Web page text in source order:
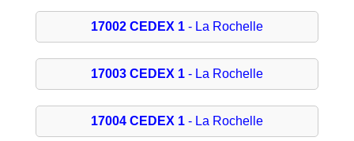
17002 CEDEX 1- La Rochelle
17003 CEDEX 1- La Rochelle
17004 CEDEX 1- La Rochelle